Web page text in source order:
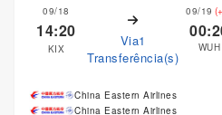
09/18
14:20
KIX
Via1
Transferência(s)
09/19
WUH
China Eastern Airlines
China Eastern Airlines